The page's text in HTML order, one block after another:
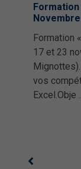
Formation
17 et 23
vos
Excel.Obje